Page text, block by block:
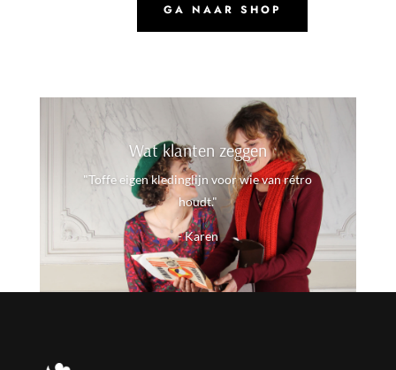
GA NAAR SHOP
Wat klanten zeggen
"Toffe eigen kledinglijn voor wie van rétro
houdt."
- Karen